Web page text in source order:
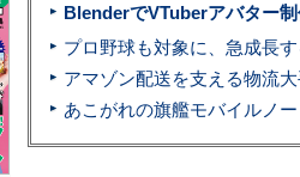
BlenderでVTuberアバター